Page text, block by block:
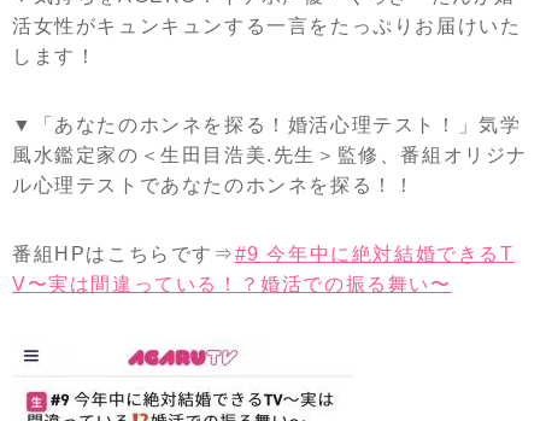
活女性がキュンキュンする一言をたっぷりお届けいた
します！
▼「あなたのホンネを探る！婚活心理テスト！」気学
風水鑑定家の＜生田目浩美.先生＞監修、番組オリジナ
ル心理テストであなたのホンネを探る！！
番組HPはこちらです⇒#9 今年中に絶対結婚できるT
V〜実は間違っている！？婚活での振る舞い〜